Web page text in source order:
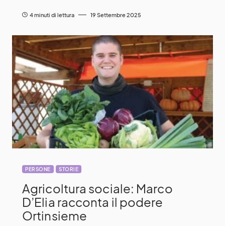
4 minuti di lettura 19 Settembre 2025
PERSONE STORIE
Agricoltura sociale: Marco
D’Elia racconta il podere
Ortinsieme